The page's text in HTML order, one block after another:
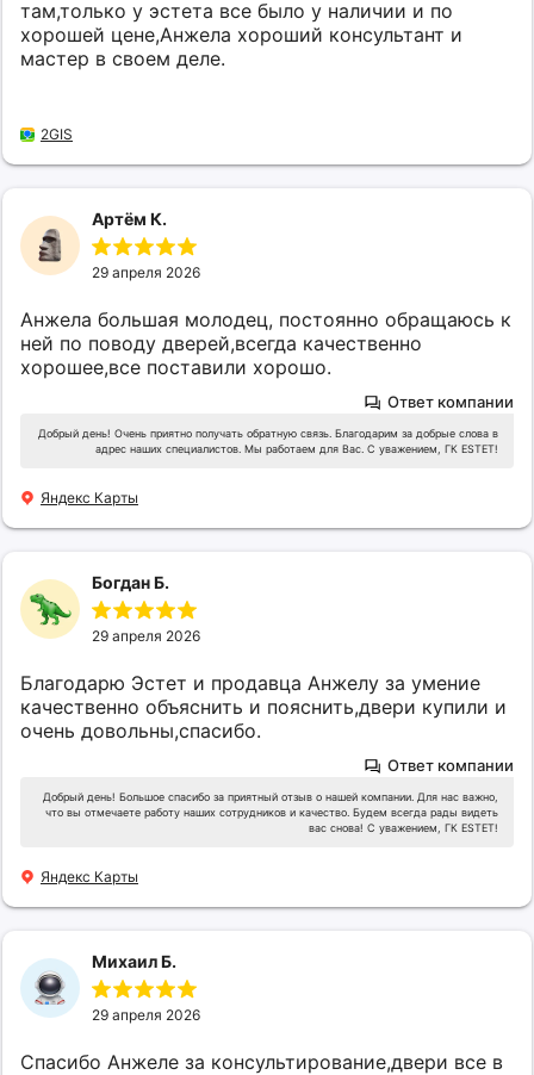
там,только у эстета все было у наличии и по
хорошей цене,Анжела хороший консультант и
мастер в своем деле.
2GIS
Артём К.
29 апреля 2026
Анжела большая молодец, постоянно обращаюсь к
ней по поводу дверей,всегда качественно
хорошее,все поставили хорошо.
Ответ компании
Добрый день! Очень приятно получать обратную связь. Благодарим за добрые слова в
адрес наших специалистов. Мы работаем для Вас. С уважением, ГК ESTET!
Яндекс Карты
Богдан Б.
29 апреля 2026
Благодарю Эстет и продавца Анжелу за умение
качественно объяснить и пояснить,двери купили и
очень довольны,спасибо.
Ответ компании
Добрый день! Большое спасибо за приятный отзыв о нашей компании. Для нас важно,
что вы отмечаете работу наших сотрудников и качество. Будем всегда рады видеть
вас снова! С уважением, ГК ESTET!
Яндекс Карты
Михаил Б.
29 апреля 2026
Спасибо Анжеле за консультирование,двери все в